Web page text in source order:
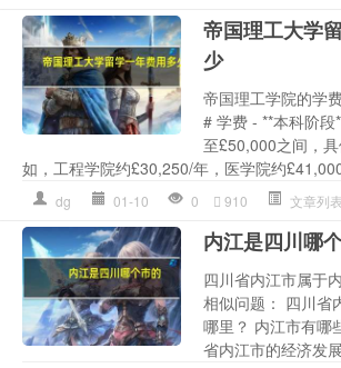
帝国理工大学
少
帝国理工学院的学
# 学费 - **本科阶
至£50,000之间，
如，工程学院约£30,250/年，医学院约
dg 01-10 0 910 文章列表
内江是四川哪
四川省内江市属于
相似问题： 四川省
哪里？ 内江市有哪
省内江市的经济发